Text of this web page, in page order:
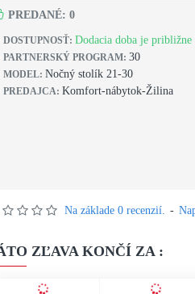
DOSTUPNOSŤ: Dodacia doba je
PARTNERSKÝ PROGRAM: 30
MODEL: Nočný stolík 21-30
PREDAJCA: Komfort-nábytok-Žilina
PREDANÉ: 0
Na základe 0 recenzií. -
ZĽAVA KONČÍ ZA :